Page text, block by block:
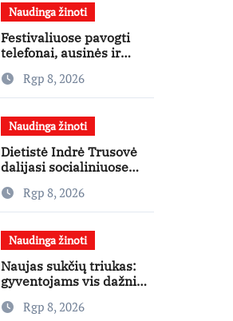
Naudinga žinoti
Festivaliuose pavogti
telefonai, ausinės ir
primena apie
didžiausias finansines
rizikas
Rgp 8, 2026
Naudinga žinoti
Dietistė Indrė Trusovė
dalijasi socialiniuose
išpopuliarėjusiu lašišos
salotų receptu
Rgp 8, 2026
Naudinga žinoti
Naujas sukčių triukas:
gyventojams vis dažniau
Rgp 8, 2026